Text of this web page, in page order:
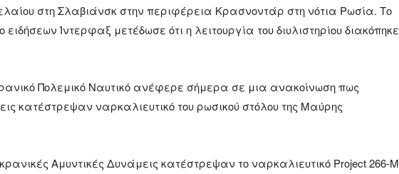
στη Σλαβιάνσκ στην περιφέρεια Κρασνοντάρ στη νότια Ρωσία. Το
ειδήσεων Ίντερφαξ μετέδωσε ότι η λειτουργία του διυλιστηρίου διακόπηκε
Πολεμικό Ναυτικό ανέφερε σήμερα σε μια ανακοίνωση πως
κατέστρεψαν ναρκαλιευτικό του ρωσικού στόλου της Μαύρης
Αμυντικές Δυνάμεις κατέστρεψαν το ναρκαλιευτικό Project 266-M